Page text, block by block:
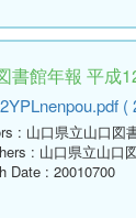
書館年報 平成
(
: 山口県立山口図
: 山口県立山口
Date : 20010700